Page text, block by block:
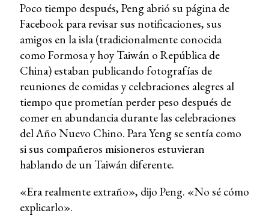
Poco tiempo después, Peng abrió su página de
Facebook para revisar sus notificaciones, sus
amigos en la isla (tradicionalmente conocida
como Formosa y hoy Taiwán o República de
China) estaban publicando fotografías de
reuniones de comidas y celebraciones alegres al
tiempo que prometían perder peso después de
comer en abundancia durante las celebraciones
del Año Nuevo Chino. Para Yeng se sentía como
si sus compañeros misioneros estuvieran
hablando de un Taiwán diferente.
«Era realmente extraño», dijo Peng. «No sé cómo
explicarlo».